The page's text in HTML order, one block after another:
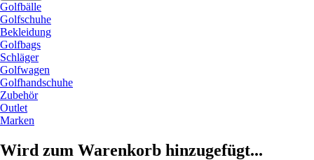
Golfbälle
Golfschuhe
Bekleidung
Golfbags
Schläger
Golfwagen
Golfhandschuhe
Zubehör
Outlet
Marken
Wird zum Warenkorb hinzugefügt...